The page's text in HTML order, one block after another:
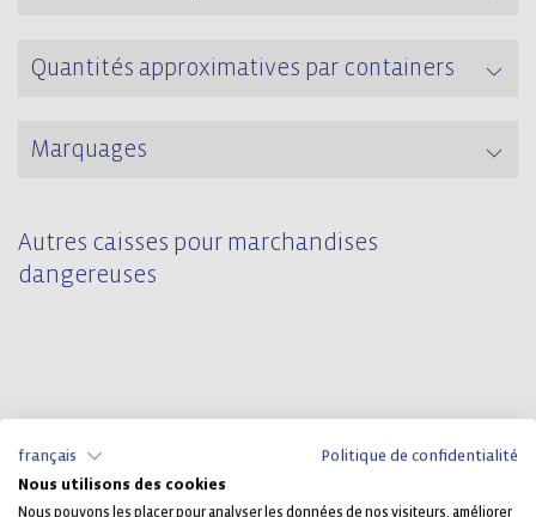
Quantités approximatives par containers
Marquages
Autres caisses pour marchandises
dangereuses
français
Politique de confidentialité
Nous utilisons des cookies
Nous pouvons les placer pour analyser les données de nos visiteurs, améliorer